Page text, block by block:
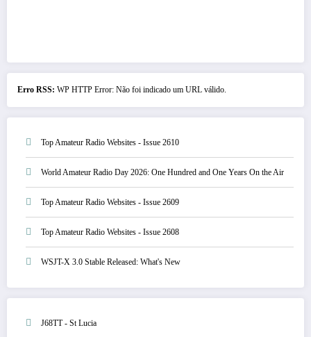
Erro RSS: WP HTTP Error: Não foi indicado um URL válido.
Top Amateur Radio Websites - Issue 2610
World Amateur Radio Day 2026: One Hundred and One Years On the Air
Top Amateur Radio Websites - Issue 2609
Top Amateur Radio Websites - Issue 2608
WSJT-X 3.0 Stable Released: What's New
J68TT - St Lucia